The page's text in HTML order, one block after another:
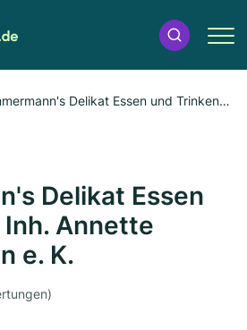
Delikat Essen und Trinken
Delikat Essen
Annette
e. K.